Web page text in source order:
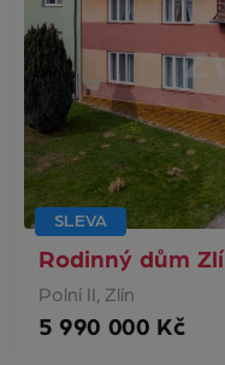
SLEVA
Rodinný dům
Polní II, Zlín
5 990 000 Kč